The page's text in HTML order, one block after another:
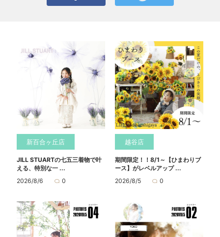
新百合ヶ丘店
JILL STUARTの七五三着物で叶
える、特別な一 ...
2026/8/6
0
越谷店
期間限定！！8/1～【ひまわりブ
ース】がレベルアップ ...
2026/8/5
0